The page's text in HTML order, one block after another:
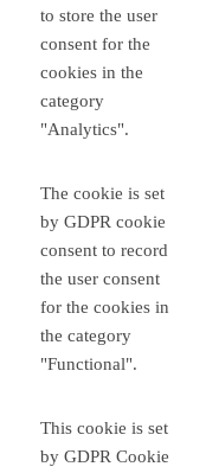
to store the user
consent for the
cookies in the
category
"Analytics".
The cookie is set
by GDPR cookie
consent to record
the user consent
for the cookies in
the category
"Functional".
This cookie is set
by GDPR Cookie